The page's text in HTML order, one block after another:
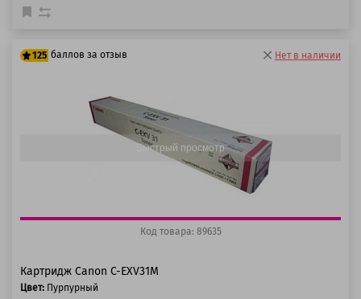
125 баллов за отзыв
100 баллов
Нет в наличии
Быстрый просмотр
Код товара: 89635
Картридж Canon C-EXV31M
Цвет: Пурпурный